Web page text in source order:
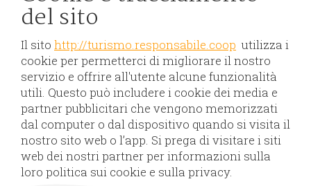
del sito
Il sito http://turismo.responsabile.coop utilizza i
cookie per permetterci di migliorare il nostro
servizio e offrire all'utente alcune funzionalità
utili. Questo può includere i cookie dei media e
partner pubblicitari che vengono memorizzati
dal computer o dal dispositivo quando si visita il
nostro sito web o l’app. Si prega di visitare i siti
web dei nostri partner per informazioni sulla
loro politica sui cookie e sulla privacy.